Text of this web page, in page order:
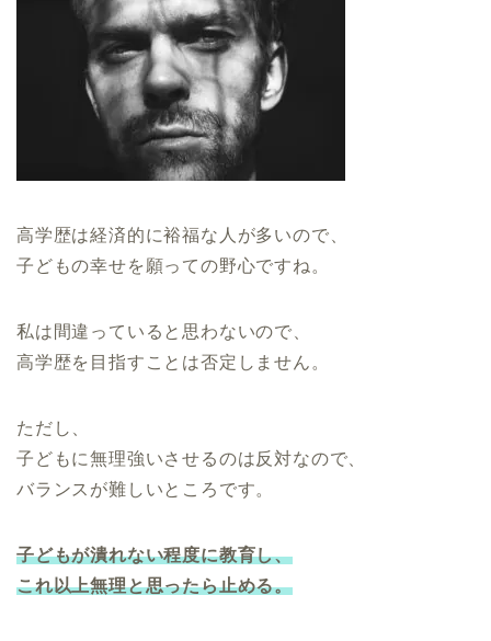
高学歴は経済的に裕福な人が多いので、
子どもの幸せを願っての野心ですね。
私は間違っていると思わないので、
高学歴を目指すことは否定しません。
ただし、
子どもに無理強いさせるのは反対なので、
バランスが難しいところです。
子どもが潰れない程度に教育し、
これ以上無理と思ったら止める。